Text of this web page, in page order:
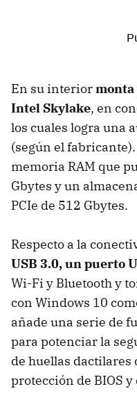
En su interiormonta
Intel Skylake, en
los cuales logra una
(según el
memoria RAM que
Gbytes y un
PCIe de 512 Gbytes.
Respecto a la
USB 3.0, un puerto
Wi-Fi y Bluetooth y
con Windows 10
añade una serie de
para potenciar la
de huellas dactilares
protección de BIOS